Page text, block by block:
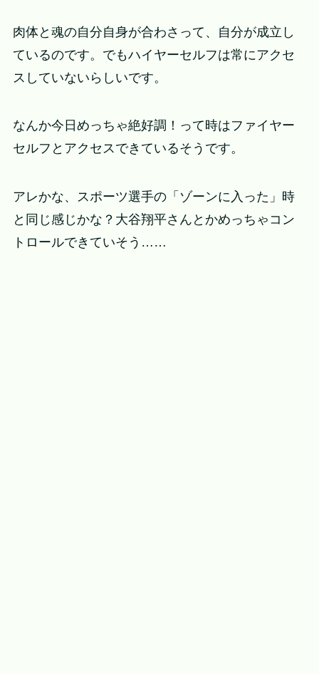
肉体と魂の自分自身が合わさって、自分が成立し
ているのです。でもハイヤーセルフは常にアクセ
スしていないらしいです。
なんか今日めっちゃ絶好調！って時はファイヤー
セルフとアクセスできているそうです。
アレかな、スポーツ選手の「ゾーンに入った」時
と同じ感じかな？大谷翔平さんとかめっちゃコン
トロールできていそう……